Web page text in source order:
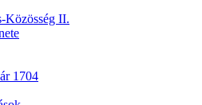
Közösség II.
1704